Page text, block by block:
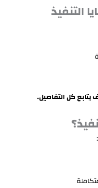
التنفيذ
كل التفاصيل.